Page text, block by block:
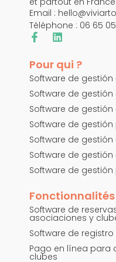
Email :
Téléphone : 06 65 05
Pour qui ?
Software de
Software de
Software de
Software de
Software de
Software de
Software de gestión
Fonctionnalités
Software de
asociaciones y
Software de
Pago en línea para
clubes